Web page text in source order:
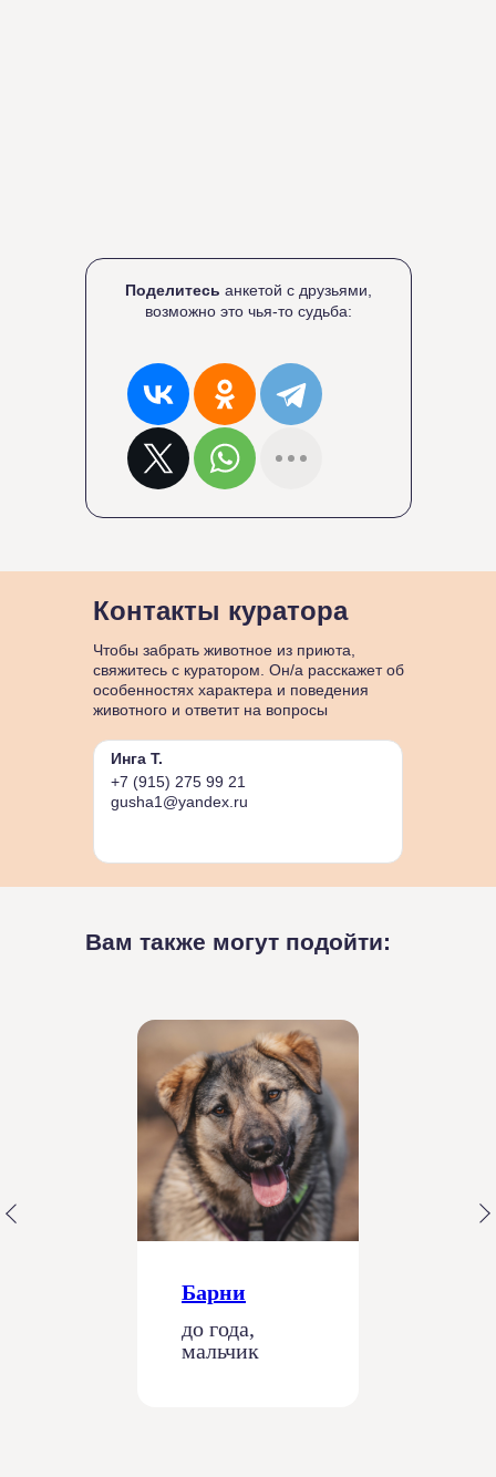
Поделитесь анкетой с друзьями,
возможно это чья-то судьба:
Контакты куратора
Чтобы забрать животное из приюта,
свяжитесь с куратором. Он/а расскажет об
особенностях характера и поведения
животного и ответит на вопросы
Инга Т.
+7 (915) 275 99 21
gusha1@yandex.ru
Вам также могут подойти:
Барни
до года,
мальчик